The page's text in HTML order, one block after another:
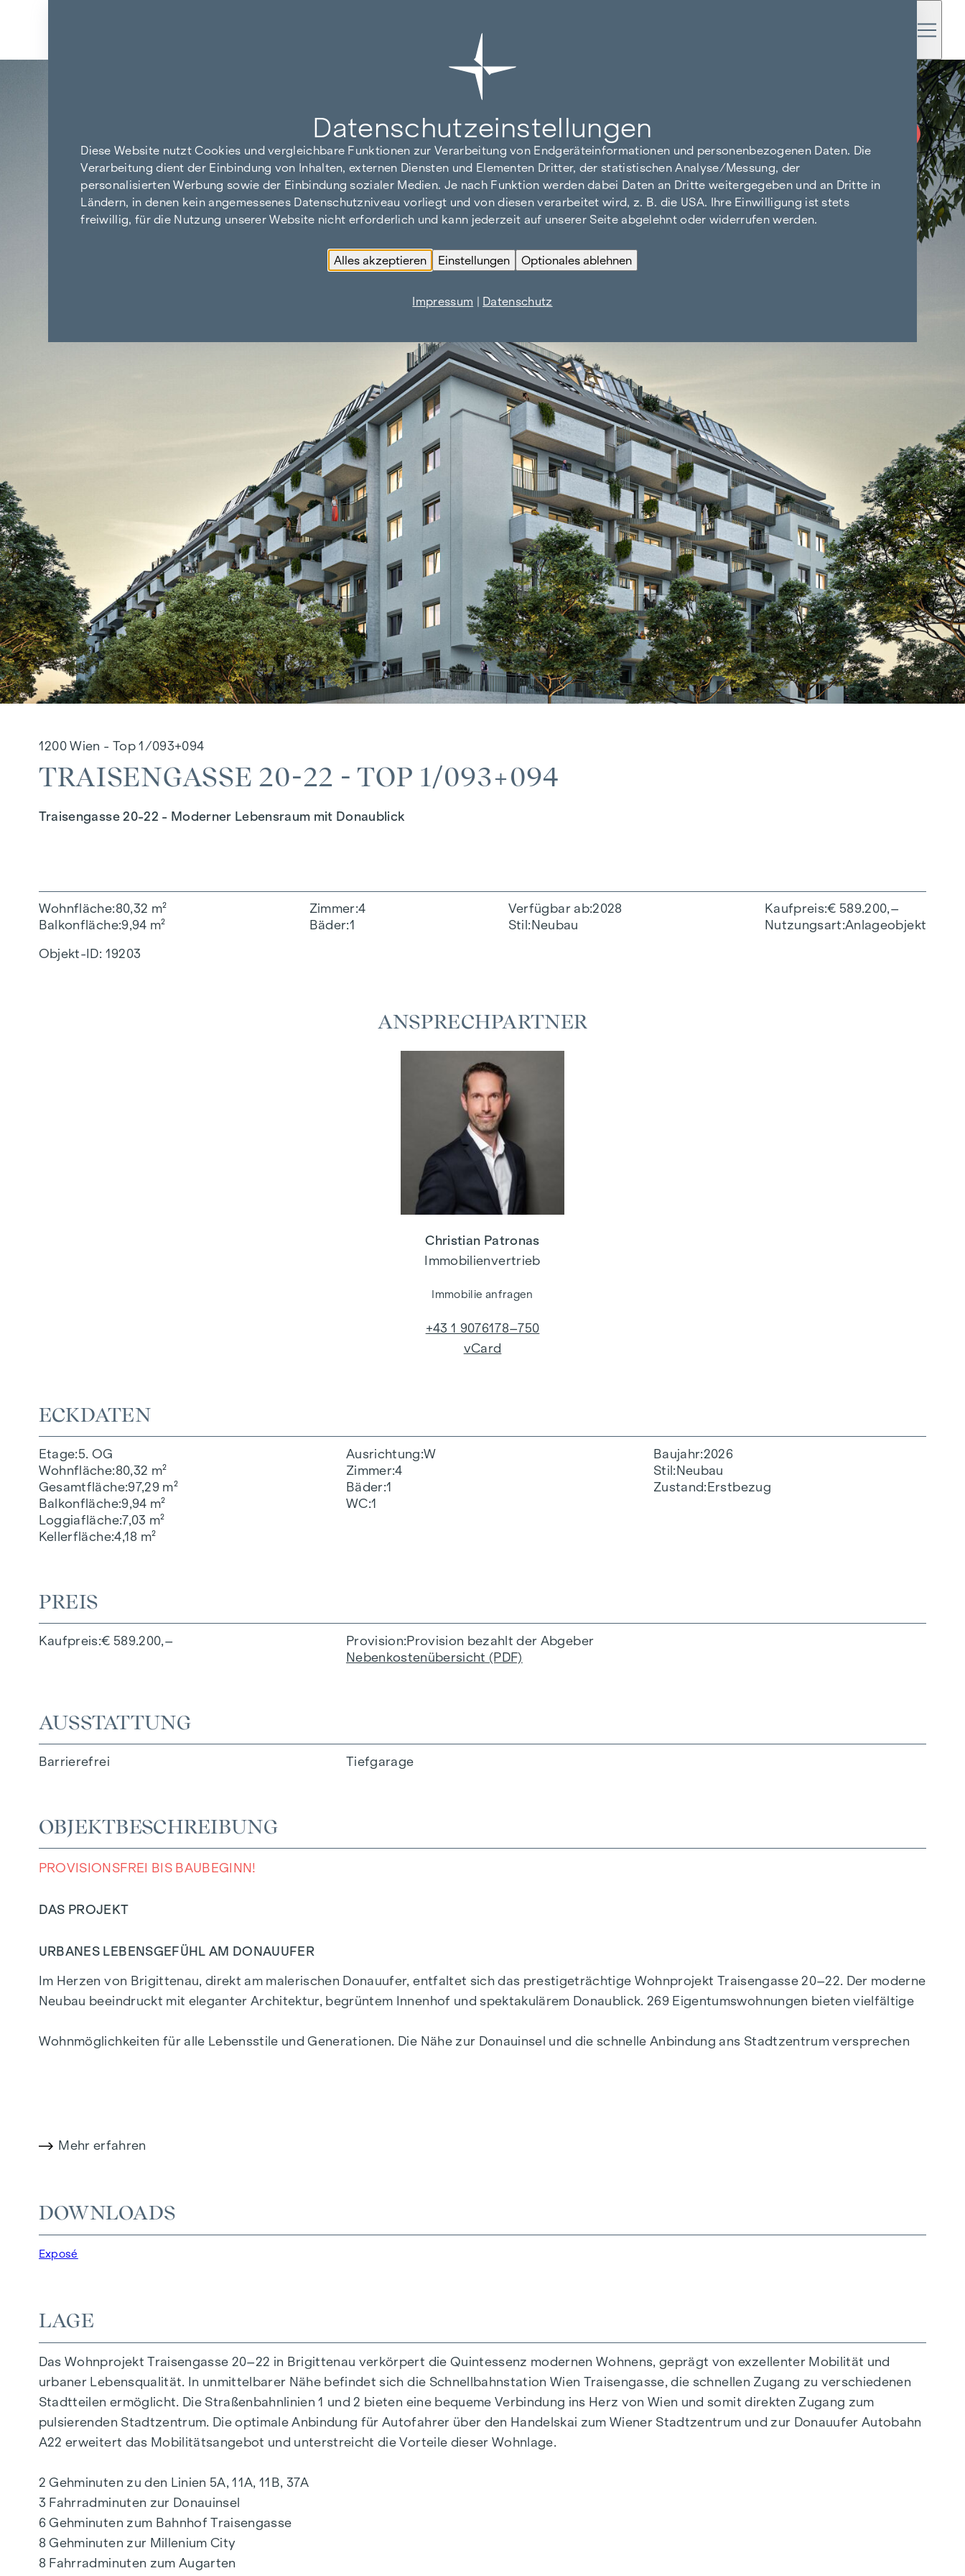
BIS BAUBEGINN
1200 Wien - Top 1/093+094
TRAISENGASSE 20-22 - TOP 1/093+094
Traisengasse 20-22 - Moderner Lebensraum mit Donaublick
Wohnfläche 80,32 m²
Balkonfläche 9,94 m²
Zimmer 4
Bäder 1
Verfügbar ab 2028
Stil Neubau
Kaufpreis € 589.200,–
Nutzungsart Anlageobjekt
Objekt-ID: 19203
ECKDATEN
Etage 5. OG
Wohnfläche 80,32 m²
Gesamtfläche 97,29 m²
Balkonfläche 9,94 m²
Loggiafläche 7,03 m²
Kellerfläche 4,18 m²
Ausrichtung W
Zimmer 4
Bäder 1
WC 1
Baujahr 2026
Stil Neubau
Zustand Erstbezug
PREIS
Kaufpreis € 589.200,– Provision Provision bezahlt der Abgeber
Nebenkostenübersicht (PDF)
AUSSTATTUNG
Barrierefrei Tiefgarage
OBJEKTBESCHREIBUNG
PROVISIONSFREI BIS BAUBEGINN!
DAS PROJEKT
URBANES LEBENSGEFÜHL AM DONAUUFER
Im Herzen von Brigittenau, direkt am malerischen Donauufer, entfaltet sich das prestigeträchtige Wohnprojekt Traisengasse 20–22. Der moderne
Neubau beeindruckt mit eleganter Architektur, begrüntem Innenhof und spektakulärem Donaublick. 269 Eigentumswohnungen bieten vielfältige
Wohnmöglichkeiten für alle Lebensstile und Generationen. Die Nähe zur Donauinsel und die schnelle Anbindung ans Stadtzentrum versprechen
Einzimmerapartments bis zu großzügigen Vierzimmerwohnungen reichen, finden hier alle ihren idealen Lebensraum. Eichenparkettböden und
Wohnambiente, selbst an den heißesten Tagen.
AUSSTATTUNG
Außenliegender, elektrischer Sonnenschutz
Klimaanlage im DG
Fußbodenheizung mittels Fernwärme
Photovoltaikanlage am Dach
Digitale Gegensprechanlage und
schwarzes Brett über Handyapp
Smarte Hausverwaltungs-App „puck“
HIGHLIGHTS
269 Eigentumswohnungen
1 bis 4 Zimmer mit Wohnflächen von ca. 38 bis 124 m2
Gärten, Balkone, Loggien, Dachterrassen
Mehr erfahren
DOWNLOADS
Exposé
LAGE
Das Wohnprojekt Traisengasse 20–22 in Brigittenau verkörpert die Quintessenz modernen Wohnens, geprägt von exzellenter Mobilität und
urbaner Lebensqualität. In unmittelbarer Nähe befindet sich die Schnellbahnstation Wien Traisengasse, die schnellen Zugang zu verschiedenen
Stadtteilen ermöglicht. Die Straßenbahnlinien 1 und 2 bieten eine bequeme Verbindung ins Herz von Wien und somit direkten Zugang zum
pulsierenden Stadtzentrum. Die optimale Anbindung für Autofahrer über den Handelskai zum Wiener Stadtzentrum und zur Donauufer Autobahn
A22 erweitert das Mobilitätsangebot und unterstreicht die Vorteile dieser Wohnlage.
2 Gehminuten zu den Linien 5A, 11A, 11B, 37A
3 Fahrradminuten zur Donauinsel
6 Gehminuten zum Bahnhof Traisengasse
8 Gehminuten zur Millenium City
8 Fahrradminuten zum Augarten
ANSPRECHPARTNER
Christian Patronas
Immobilienvertrieb
Immobilie anfragen
+43 1 9076178–750
vCard
Datenschutz­einstellungen
Diese Website nutzt Cookies und vergleichbare Funktionen zur Verarbeitung von Endgeräteinformationen und personenbezogenen Daten. Die
Verarbeitung dient der Einbindung von Inhalten, externen Diensten und Elementen Dritter, der statistischen Analyse/Messung, der
personalisierten Werbung sowie der Einbindung sozialer Medien. Je nach Funktion werden dabei Daten an Dritte weitergegeben und an Dritte in
Ländern, in denen kein angemessenes Datenschutzniveau vorliegt und von diesen verarbeitet wird, z. B. die USA. Ihre Einwilligung ist stets
freiwillig, für die Nutzung unserer Website nicht erforderlich und kann jederzeit auf unserer Seite abgelehnt oder widerrufen werden.
Alles akzeptieren Einstellungen Optionales ablehnen
Impressum | Datenschutz